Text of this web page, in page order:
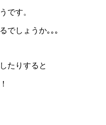
です。
でしょうか｡｡｡
たりすると